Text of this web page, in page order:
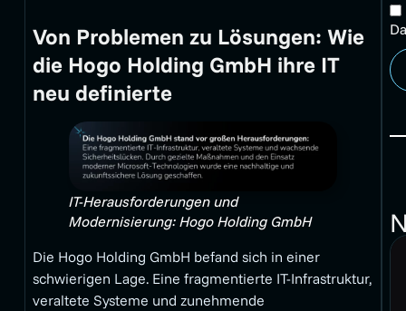
Von Problemen zu Lösungen: Wie
die Hogo Holding GmbH ihre IT
neu definierte
IT-Herausforderungen und
Modernisierung: Hogo Holding GmbH
Die Hogo Holding GmbH befand sich in einer
schwierigen Lage. Eine fragmentierte IT-Infrastruktur,
veraltete Systeme und zunehmende